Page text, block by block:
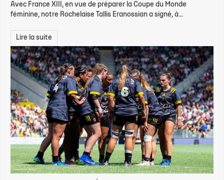
Avec France XIII, en vue de préparer la Coupe du Monde
féminine, notre Rochelaise Tallis Eranossian a signé, à...
Lire la suite